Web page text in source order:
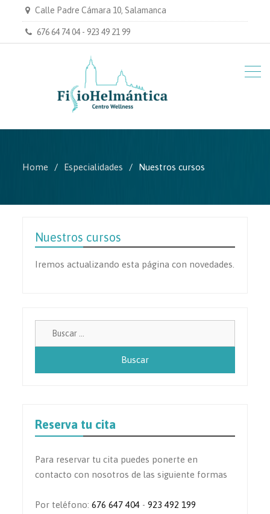
Calle Padre Cámara 10, Salamanca
676 64 74 04 - 923 49 21 99
Home Especialidades Nuestros cursos
Nuestros cursos
Iremos actualizando esta página con novedades.
Reserva tu cita
Para reservar tu cita puedes ponerte en
contacto con nosotros de las siguiente formas
Por teléfono:676 647 404 -923 492 199